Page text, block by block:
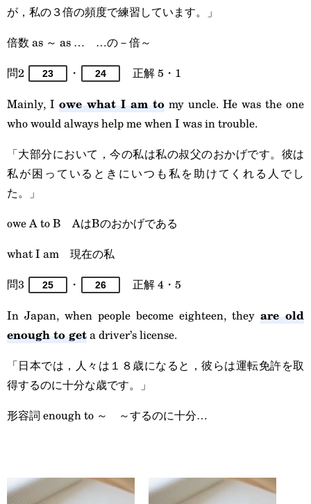
が，私の３倍の頻度で練習しています。」
倍数 as ～ as … …の－倍～
問2
23 ・ 24
正解 5・1
Mainly, I owe what I am to my uncle. He was the one
who would always help me when I was in trouble.
「大部分において，今の私は私の叔父のおかげです。彼は
私が困っているときにいつも私を助けてくれる人でし
た。」
owe A to B AはBのおかげである
what I am 現在の私
問3
25 ・ 26
正解 4・5
In Japan, when people become eighteen, they are old
enough to geta driver’s license.
「日本では，人々は１８歳になると，彼らは運転免許を取
得するのに十分な歳です。」
形容詞 enough to ～ ～するのに十分…